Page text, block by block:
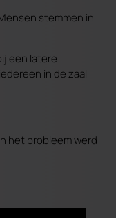
stemmen in
een latere
in de zaal
het probleem werd